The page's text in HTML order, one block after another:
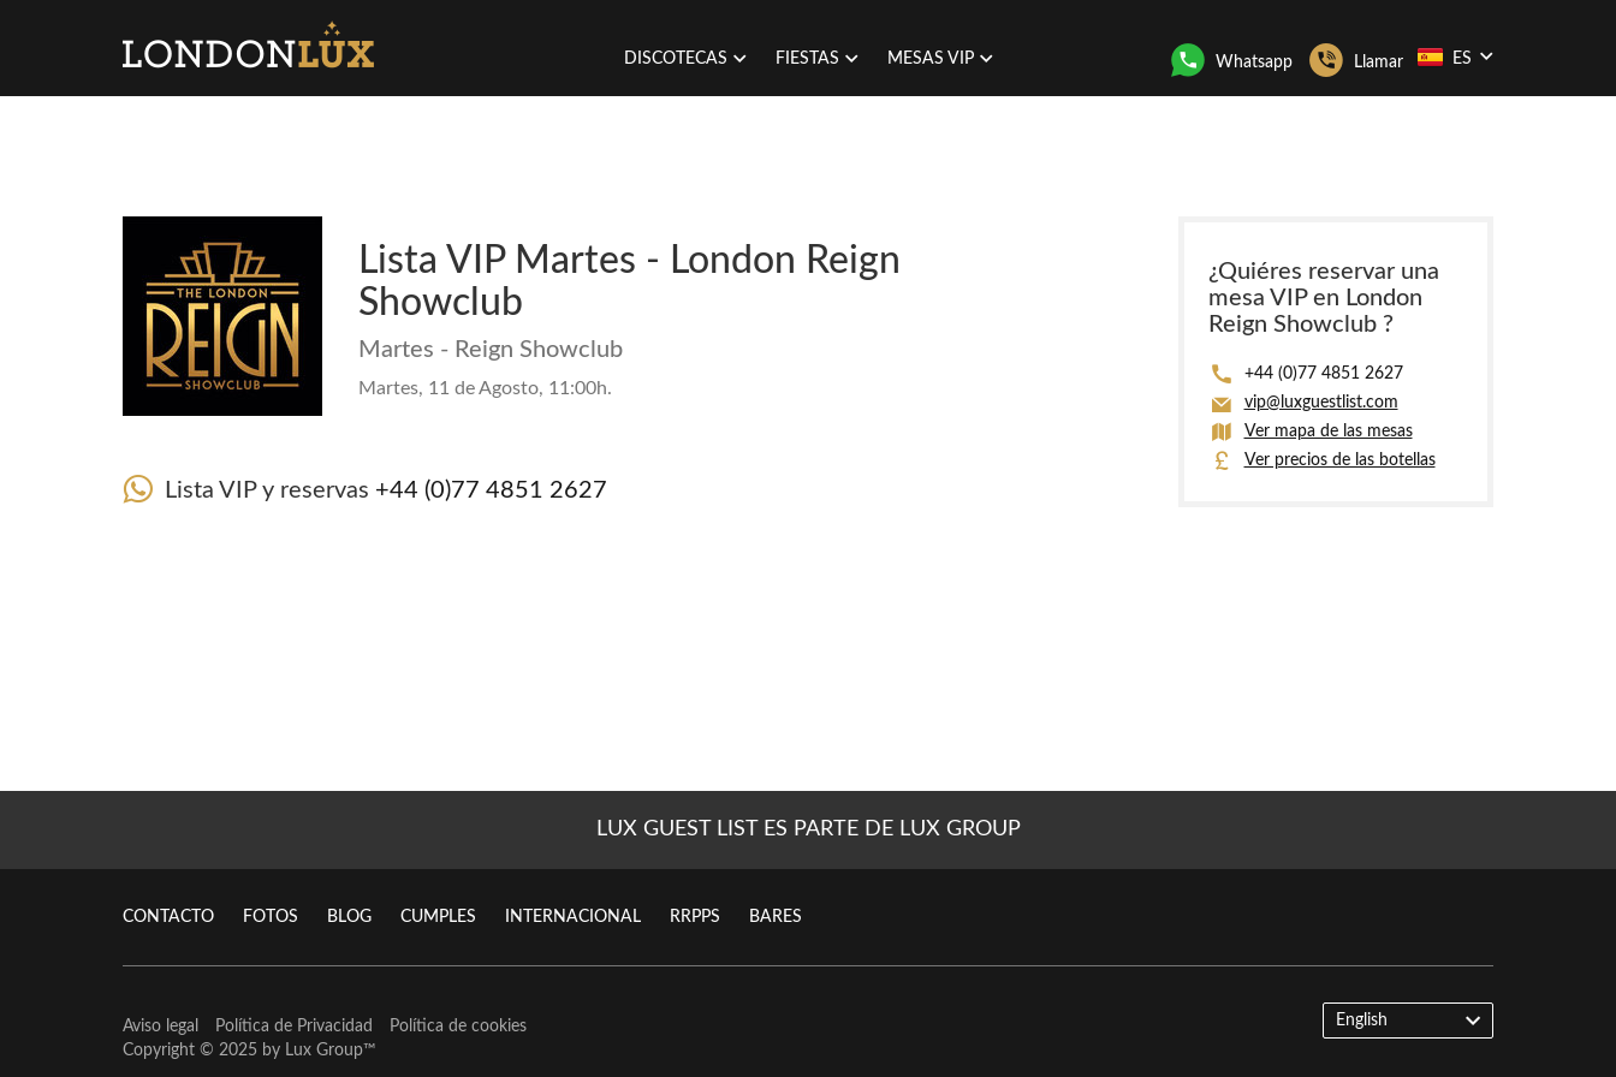
DISCOTECAS FIESTAS MESAS VIP Whatsapp Llamar ES
Lista VIP Martes - London Reign
Showclub
Martes - Reign Showclub
Martes, 11 de Agosto, 11:00h.
Lista VIP y reservas +44 (0)77 4851 2627
¿Quiéres reservar una
mesa VIP en London
Reign Showclub ?
+44 (0)77 4851 2627
vip@luxguestlist.com
Ver mapa de las mesas
Ver precios de las botellas
LUX GUEST LIST ES PARTE DE LUX GROUP
CONTACTO FOTOS BLOG CUMPLES INTERNACIONAL RRPPS BARES
Aviso legal Política de Privacidad
Política de cookies
Copyright © 2025 by Lux Group™
English